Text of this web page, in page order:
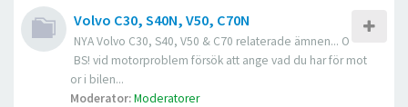
Volvo C30, S40N, V50, C70N
NYA Volvo C30, S40, V50 & C70 relaterade ämnen... O
BS! vid motorproblem försök att ange vad du har för mot
or i bilen...
Moderator:Moderatorer